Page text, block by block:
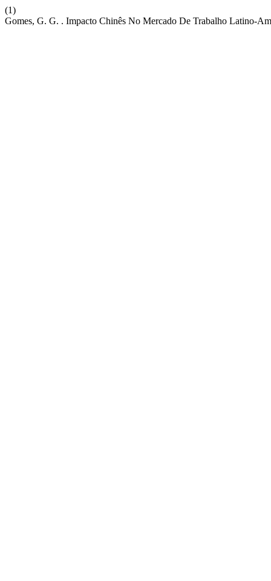
(1)
Gomes, G. G. . Impacto Chinês No Mercado De Trabalho Latino-